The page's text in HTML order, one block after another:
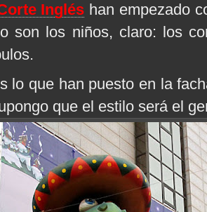
Inglés han empezado
son los niños, claro: los
lo que han puesto en la
que el estilo será el